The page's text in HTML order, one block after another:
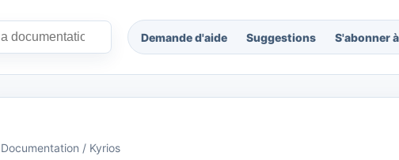
Demande d'aide Suggestions S'abonner
Documentation / Kyrios